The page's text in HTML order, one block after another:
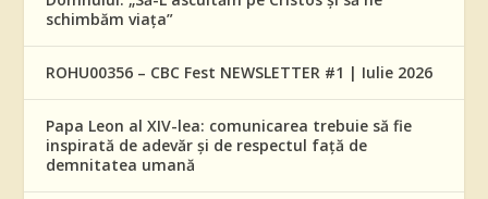
schimbăm viața”
ROHU00356 – CBC Fest NEWSLETTER #1 | Iulie 2026
Papa Leon al XIV-lea: comunicarea trebuie să fie
inspirată de adevăr și de respectul față de
demnitatea umană